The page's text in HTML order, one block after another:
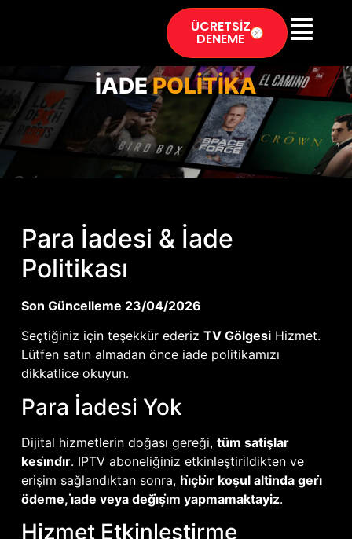
ÜCRETSİZ
DENEME
İADEPOLİTİKA
Para İadesi & İade
Politikası
Son Güncelleme 23/04/2026
Seçtiğiniz için teşekkür ederiz TV GölgesiHizmet.
Lütfen satın almadan önce iade politikamızı
dikkatlice okuyun.
Para İadesi Yok
Dijital hizmetlerin doğası gereği, tüm satişlar
kesi̇ndi̇r. IPTV aboneliğiniz etkinleştirildikten ve
erişim sağlandıktan sonra, hi̇çbi̇r koşul altinda geri̇
ödeme, i̇ade veya deği̇şi̇m yapmamaktayiz.
Hizmet Etkinleştirme